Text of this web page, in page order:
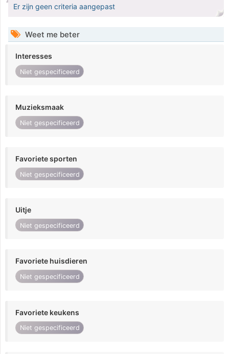
Er zijn geen criteria aangepast
Weet me beter
Interesses
Niet gespecificeerd
Muzieksmaak
Niet gespecificeerd
Favoriete sporten
Niet gespecificeerd
Uitje
Niet gespecificeerd
Favoriete huisdieren
Niet gespecificeerd
Favoriete keukens
Niet gespecificeerd